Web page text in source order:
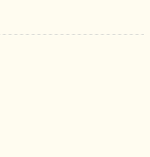
【marmors／マルモア】シアーギャザーカーディガン（ブラック）
ャザーのデザインがとても素敵です。ブ
した。
誠にありがとうございました。 商
ございました。 又のご来店お待ち